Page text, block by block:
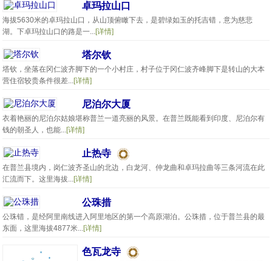
卓玛拉山口
海拔5630米的卓玛拉山口，从山顶俯瞰下去，是碧绿如玉的托吉错，意为慈悲
湖。下卓玛拉山口的路是一...[详情]
塔尔钦
塔钦，坐落在冈仁波齐脚下的一个小村庄，村子位于冈仁波齐峰脚下是转山的大本
营住宿较贵条件很差...[详情]
尼泊尔大厦
衣着艳丽的尼泊尔姑娘堪称普兰一道亮丽的风景。在普兰既能看到印度、尼泊尔有
钱的朝圣人，也能...[详情]
止热寺
在普兰县境内，岗仁波齐圣山的北边，白龙河、仲龙曲和卓玛拉曲等三条河流在此
汇流而下。这里海拔...[详情]
公珠措
公珠错，是经阿里南线进入阿里地区的第一个高原湖泊。公珠措，位于普兰县的最
东面，这里海拔4877米...[详情]
色瓦龙寺